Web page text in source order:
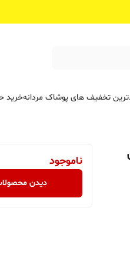
تخفیف ‌های پوشاک مردانهخرید
ناموجود
دیدن